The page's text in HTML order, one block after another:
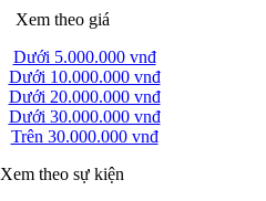
Xem theo giá
Dưới 5.000.000 vnđ
Dưới 10.000.000 vnđ
Dưới 20.000.000 vnđ
Dưới 30.000.000 vnđ
Trên 30.000.000 vnđ
Xem theo sự kiện